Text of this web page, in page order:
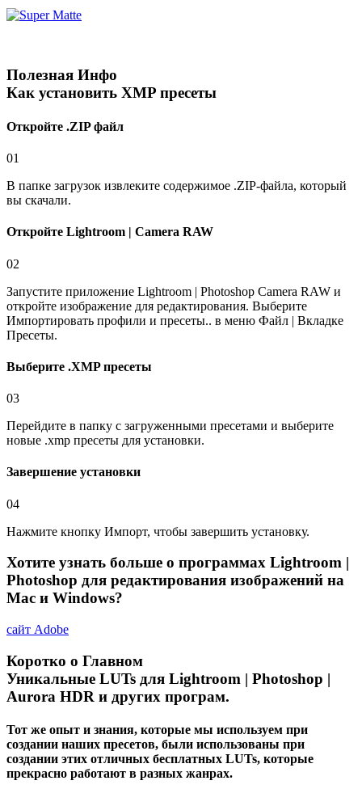
Полезная Инфо
Как установить XMP пресеты
Откройте .ZIP файл
01
В папке загрузок извлеките содержимое .ZIP-файла, который
вы скачали.
Откройте Lightroom | Camera RAW
02
Запустите приложение Lightroom | Photoshop Camera RAW и
откройте изображение для редактирования. Выберите
Импортировать профили и пресеты.. в меню Файл | Вкладке
Пресеты.
Выберите .XMP пресеты
03
Перейдите в папку с загруженными пресетами и выберите
новые .xmp пресеты для установки.
Завершение установки
04
Нажмите кнопку Импорт, чтобы завершить установку.
Хотите узнать больше о программах Lightroom |
Photoshop для редактирования изображений на
Mac и Windows?
сайт Adobe
Коротко о Главном
Уникальные LUTs для Lightroom | Photoshop |
Aurora HDR и других програм.
Тот же опыт и знания, которые мы используем при
создании наших пресетов, были использованы при
создании этих отличных бесплатных LUTs, которые
прекрасно работают в разных жанрах.